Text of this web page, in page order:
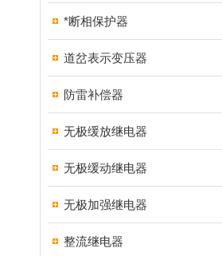
*断相保护器
道岔表示变压器
防雷补偿器
无极缓放继电器
无极缓动继电器
无极加强继电器
整流继电器